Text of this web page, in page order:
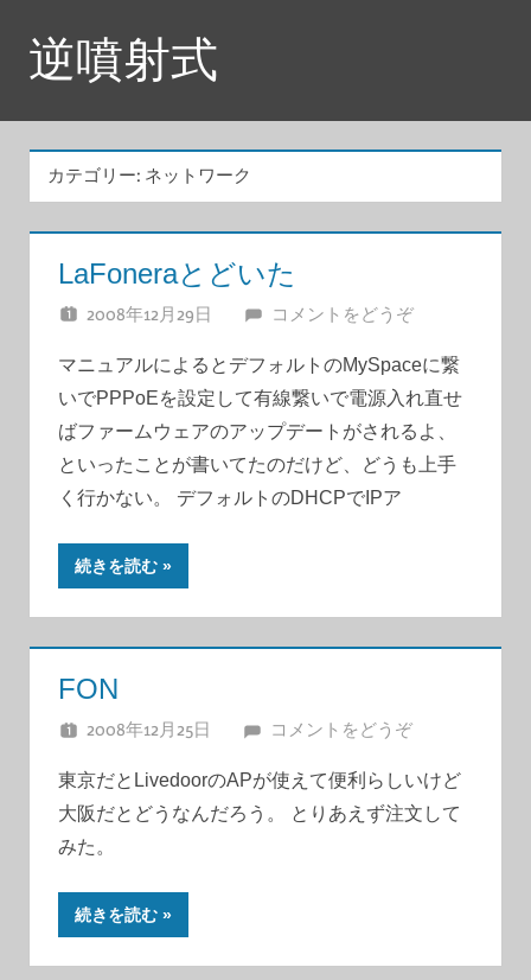
逆噴射式
カテゴリー: ネットワーク
LaFoneraとどいた
2008年12月29日 JUNA
コメントをどうぞ
マニュアルによるとデフォルトのMySpaceに繋
いでPPPoEを設定して有線繋いで電源入れ直せ
ばファームウェアのアップデートがされるよ、
といったことが書いてたのだけど、どうも上手
く行かない。 デフォルトのDHCPでIPア
続きを読む
FON
2008年12月25日 JUNA
コメントをどうぞ
東京だとLivedoorのAPが使えて便利らしいけど
大阪だとどうなんだろう。 とりあえず注文して
みた。
続きを読む